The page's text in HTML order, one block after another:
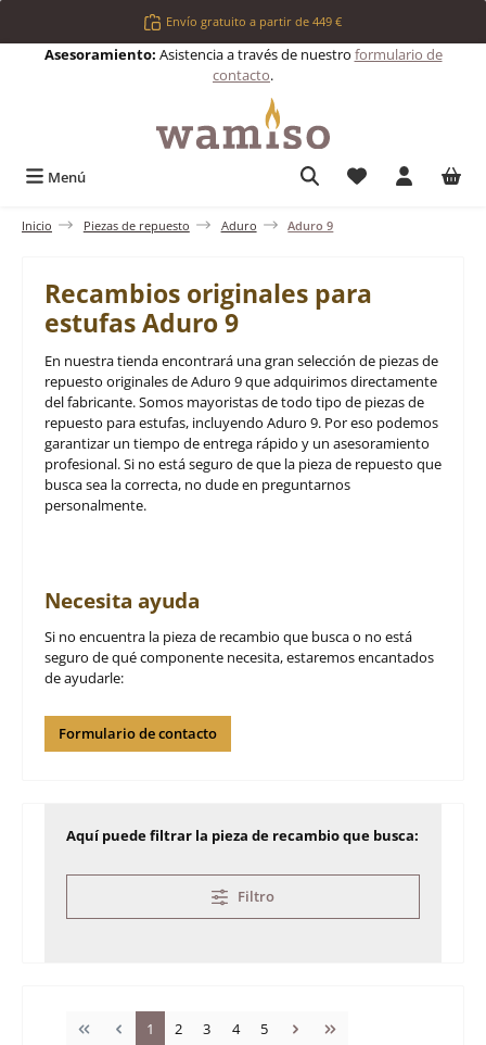
Saltar al contenido principalEnvío gratuito a partir de 449 €
Asesoramiento: Asistencia a través de nuestro formulario de
contacto.
Menú Tienes 0
Inicio Piezas de repuesto Aduro Aduro 9
Recambios originales para
estufas Aduro 9
En nuestra tienda encontrará una gran selección de piezas de
repuesto originales de Aduro 9 que adquirimos directamente
del fabricante. Somos mayoristas de todo tipo de piezas de
repuesto para estufas, incluyendo Aduro 9. Por eso podemos
garantizar un tiempo de entrega rápido y un asesoramiento
profesional. Si no está seguro de que la pieza de repuesto que
busca sea la correcta, no dude en preguntarnos
personalmente.
Necesita ayuda
Si no encuentra la pieza de recambio que busca o no está
seguro de qué componente necesita, estaremos encantados
de ayudarle:
Formulario de contacto
Aquí puede filtrar la pieza de recambio que busca:
Filtro
Página
1 Página
2 Página
3 Página
4 Página
5